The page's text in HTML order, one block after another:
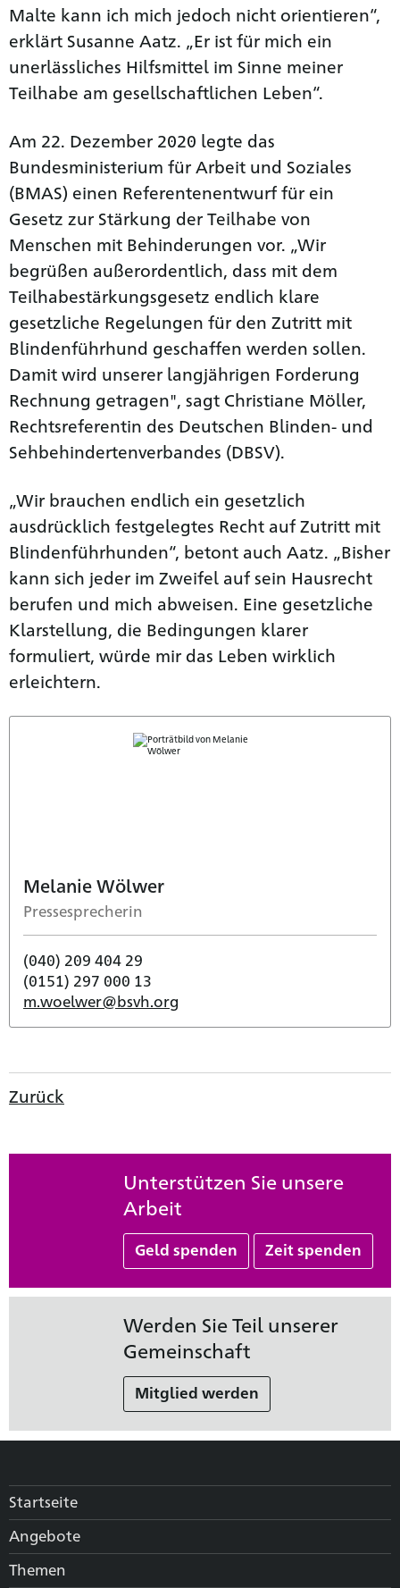
Malte kann ich mich jedoch nicht orientieren“,
erklärt Susanne Aatz. „Er ist für mich ein
unerlässliches Hilfsmittel im Sinne meiner
Teilhabe am gesellschaftlichen Leben“.
Am 22. Dezember 2020 legte das
Bundesministerium für Arbeit und Soziales
(BMAS) einen Referentenentwurf für ein
Gesetz zur Stärkung der Teilhabe von
Menschen mit Behinderungen vor. „Wir
begrüßen außerordentlich, dass mit dem
Teilhabestärkungsgesetz endlich klare
gesetzliche Regelungen für den Zutritt mit
Blindenführhund geschaffen werden sollen.
Damit wird unserer langjährigen Forderung
Rechnung getragen", sagt Christiane Möller,
Rechtsreferentin des Deutschen Blinden- und
Sehbehindertenverbandes (DBSV).
„Wir brauchen endlich ein gesetzlich
ausdrücklich festgelegtes Recht auf Zutritt mit
Blindenführhunden“, betont auch Aatz. „Bisher
kann sich jeder im Zweifel auf sein Hausrecht
berufen und mich abweisen. Eine gesetzliche
Klarstellung, die Bedingungen klarer
formuliert, würde mir das Leben wirklich
erleichtern.
Melanie Wölwer
Pressesprecherin
(040) 209 404 29
(0151) 297 000 13
m.woelwer@bsvh.org
Zurück
Unterstützen Sie unsere
Arbeit
Geld spenden Zeit spenden
Werden Sie Teil unserer
Gemeinschaft
Mitglied werden
Startseite
Angebote
Themen